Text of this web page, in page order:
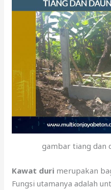
gambar tiang dan
Kawat duri merupakan
Fungsi utamanya adalah